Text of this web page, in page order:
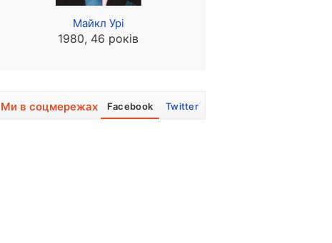
Майкл Урі
1980, 46 років
Ми в соцмережах Facebook Twitter